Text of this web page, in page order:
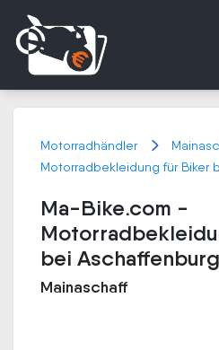
Motorradhändler
Motorradbekleidung für Biker
Ma-Bike.com -
bei Aschaffenburg
Mainaschaff